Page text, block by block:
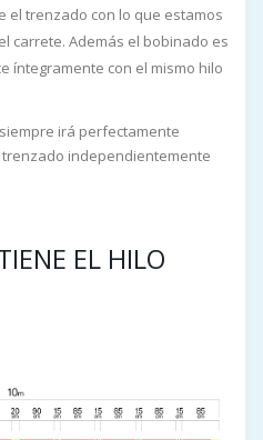
el trenzado con lo que estamos
carrete. Además el bobinado es
íntegramente con el mismo hilo
irá perfectamente
trenzado independientemente
EL HILO